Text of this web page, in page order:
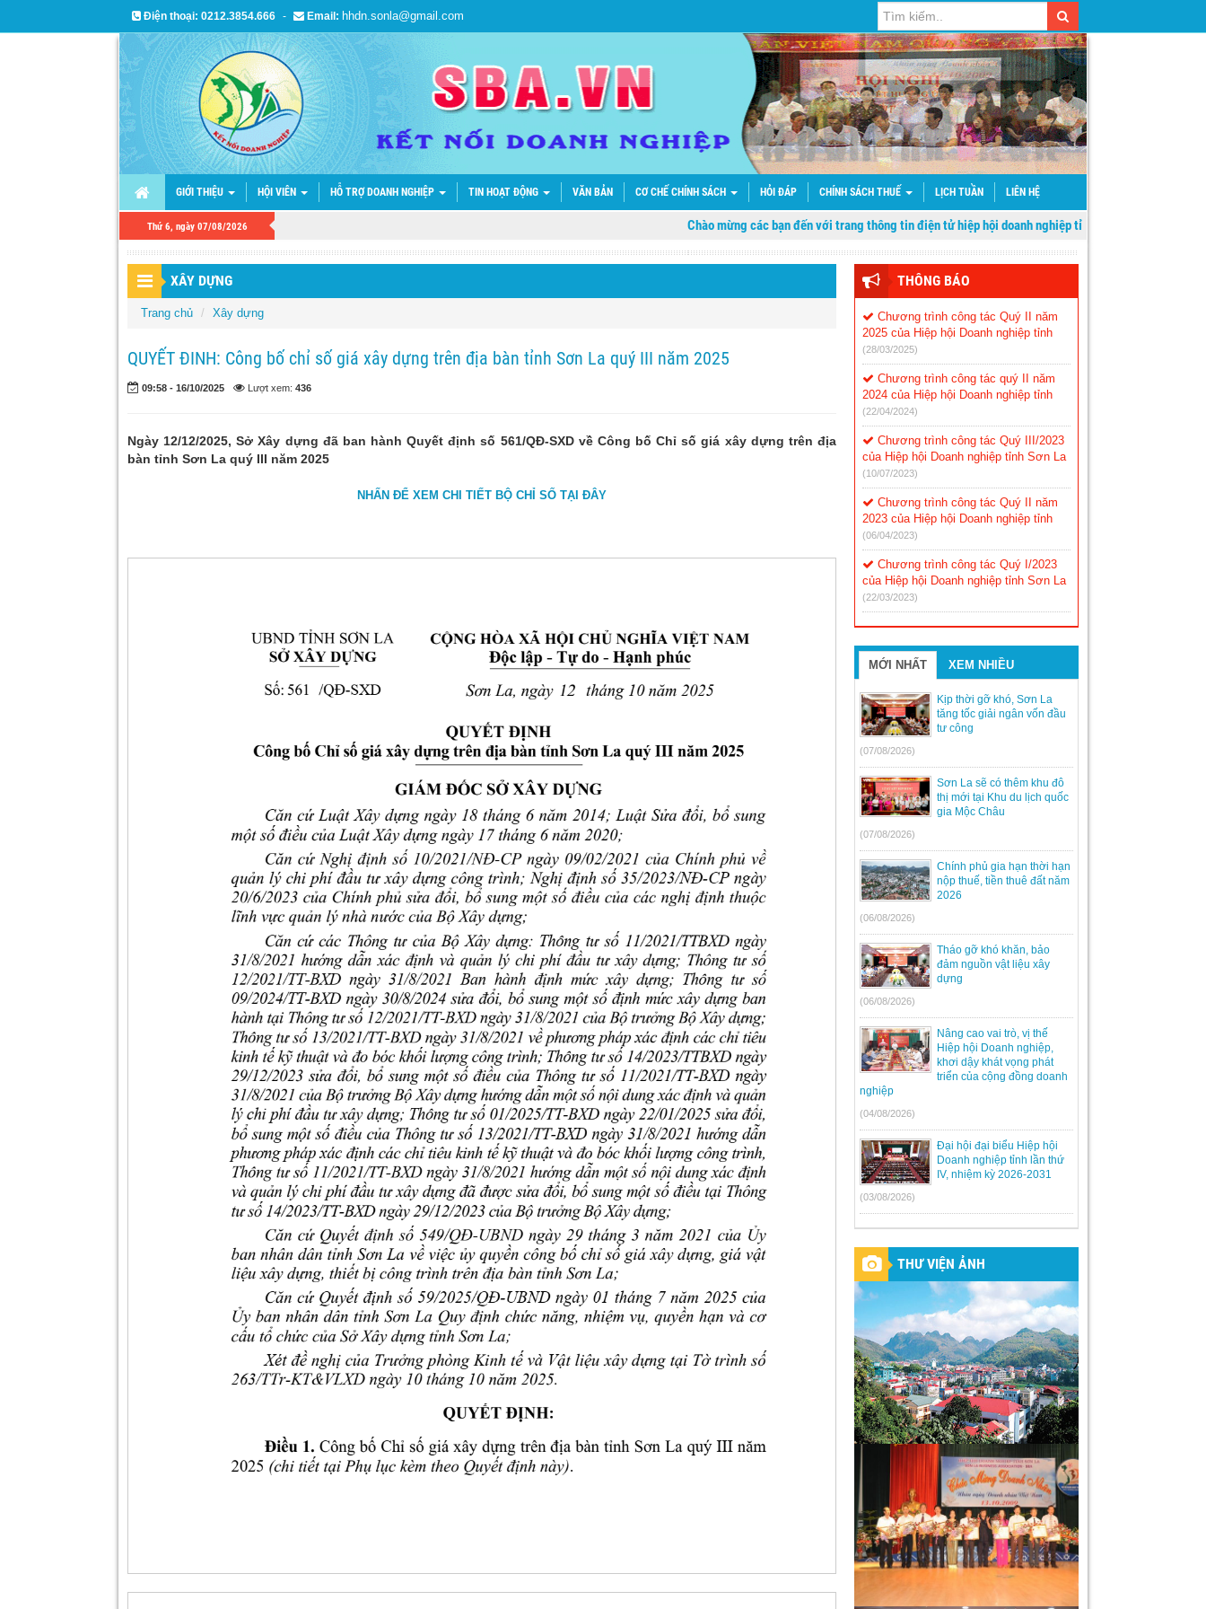
Điện thoại: 0212.3854.666 - Email: hhdn.sonla@gmail.com
GIỚI THIỆU HỘI VIÊN HỖ TRỢ DOANH NGHIỆP TIN HOẠT ĐỘNG VĂN BẢN CƠ CHẾ CHÍNH SÁCH HỎI ĐÁP CHÍNH SÁCH THUẾ LỊCH TUẦN LIÊN HỆ
Thứ 6, ngày 07/08/2026 Chào mừng các bạn đến với trang thông tin điện tử hiệp hội doanh nghiệp tỉnh Sơn La
XÂY DỰNG
Trang chủ Xây dựng
QUYẾT ĐINH: Công bố chỉ số giá xây dựng trên địa bàn tỉnh Sơn La quý III năm 2025
09:58 - 16/10/2025 Lượt xem: 436
Ngày 12/12/2025, Sở Xây dựng đã ban hành Quyết định số 561/QĐ-SXD về Công bố Chỉ số giá xây dựng trên địa
bàn tỉnh Sơn La quý III năm 2025
NHẤN ĐỂ XEM CHI TIẾT BỘ CHỈ SỐ TẠI ĐÂY
THÔNG BÁO
Chương trình công tác Quý II năm
2025 của Hiệp hội Doanh nghiệp tỉnh
(28/03/2025)
Chương trình công tác quý II năm
2024 của Hiệp hội Doanh nghiệp tỉnh
(22/04/2024)
Chương trình công tác Quý III/2023
của Hiệp hội Doanh nghiệp tỉnh Sơn La
(10/07/2023)
Chương trình công tác Quý II năm
2023 của Hiệp hội Doanh nghiệp tỉnh
(06/04/2023)
Chương trình công tác Quý I/2023
của Hiệp hội Doanh nghiệp tỉnh Sơn La
(22/03/2023)
MỚI NHẤT XEM NHIỀU
Kịp thời gỡ khó, Sơn La
tăng tốc giải ngân vốn đầu
tư công
(07/08/2026)
Sơn La sẽ có thêm khu đô
thị mới tại Khu du lịch quốc
gia Mộc Châu
(07/08/2026)
Chính phủ gia hạn thời hạn
nộp thuế, tiền thuê đất năm
2026
(06/08/2026)
Tháo gỡ khó khăn, bảo
đảm nguồn vật liệu xây
dựng
(06/08/2026)
Nâng cao vai trò, vị thế
Hiệp hội Doanh nghiệp,
khơi dậy khát vọng phát
triển của cộng đồng doanh
nghiệp
(04/08/2026)
Đại hội đại biểu Hiệp hội
Doanh nghiệp tỉnh lần thứ
IV, nhiệm kỳ 2026-2031
(03/08/2026)
THƯ VIỆN ẢNH